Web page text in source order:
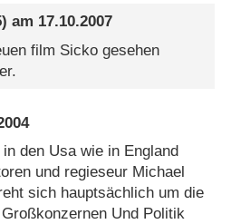
am 17.10.2007
film Sicko gesehen
den Usa wie in England
und regieseur Michael
sich hauptsächlich um die
Und Politik